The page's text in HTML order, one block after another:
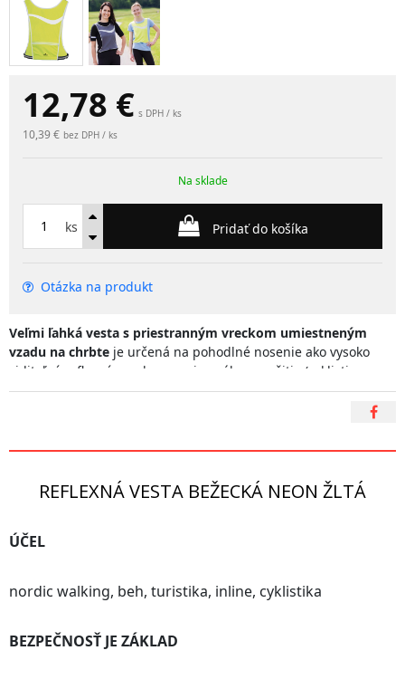
12,78 € s DPH / ks
10,39 € bez DPH / ks
Na sklade
ks Pridať do košíka
Otázka na produkt
Veľmi ľahká vesta s priestranným vreckom umiestneným
vzadu na chrbte je určená na pohodlné nosenie ako vysoko
viditeľný reflexný prvok pre univerzálne použitie (cyklisti,
chodci, športovci).
Vesta je testovaná a certifikovaná podľa európskej normy
Vďaka premyslene umiestneným reflexným pásikom vpredu,
všetkých od S po XXL, takže sa pekne prispôsobí postave.
REFLEXNÁ VESTA BEŽECKÁ NEON ŽLTÁ
ÚČEL
nordic walking, beh, turistika, inline, cyklistika
BEZPEČNOSŤ JE ZÁKLAD